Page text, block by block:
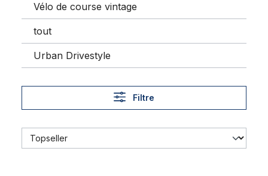
Vélo de course vintage
tout
Urban Drivestyle
Filtre